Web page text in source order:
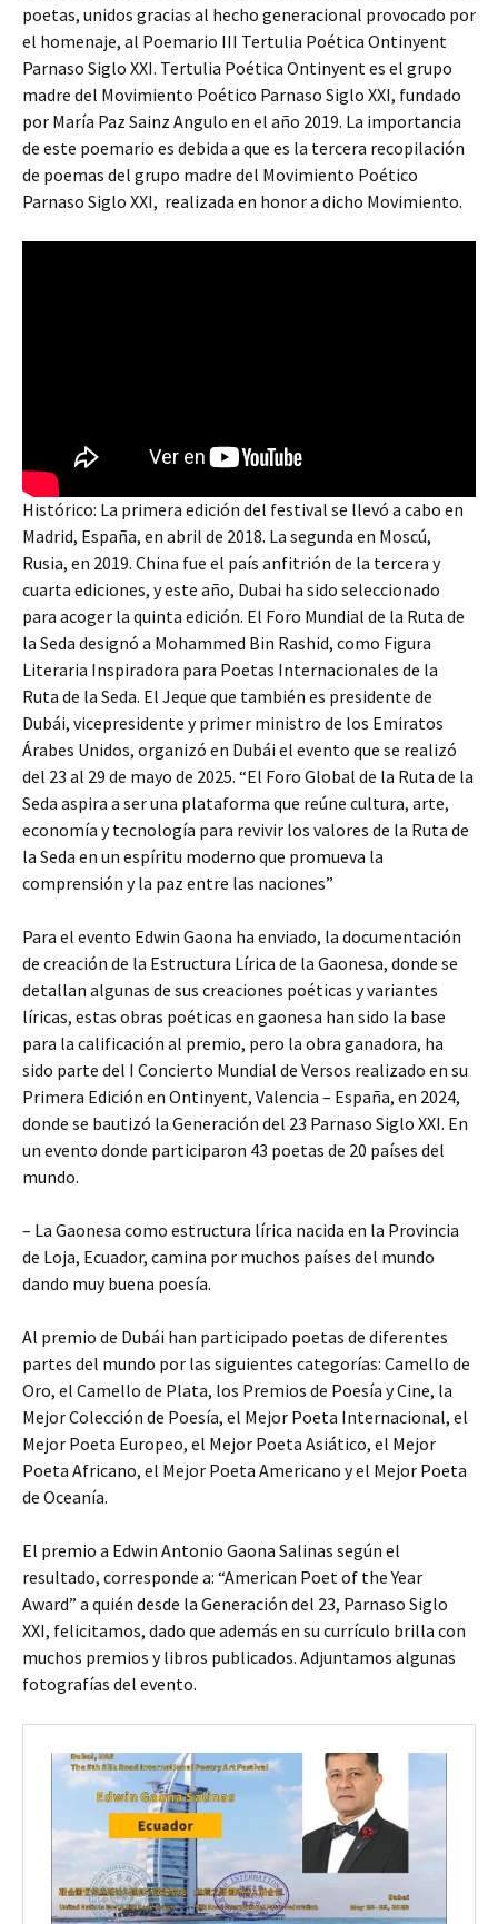
poetas, unidos gracias al hecho generacional provocado por
el homenaje, al Poemario III Tertulia Poética Ontinyent
Parnaso Siglo XXI. Tertulia Poética Ontinyent es el grupo
madre del Movimiento Poético Parnaso Siglo XXI, fundado
por María Paz Sainz Angulo en el año 2019. La importancia
de este poemario es debida a que es la tercera recopilación
de poemas del grupo madre del Movimiento Poético
Parnaso Siglo XXI, realizada en honor a dicho Movimiento.
Histórico: La primera edición del festival se llevó a cabo en
Madrid, España, en abril de 2018. La segunda en Moscú,
Rusia, en 2019. China fue el país anfitrión de la tercera y
cuarta ediciones, y este año, Dubai ha sido seleccionado
para acoger la quinta edición. El Foro Mundial de la Ruta de
la Seda designó a Mohammed Bin Rashid, como Figura
Literaria Inspiradora para Poetas Internacionales de la
Ruta de la Seda. El Jeque que también es presidente de
Dubái, vicepresidente y primer ministro de los Emiratos
Árabes Unidos, organizó en Dubái el evento que se realizó
del 23 al 29 de mayo de 2025. “El Foro Global de la Ruta de la
Seda aspira a ser una plataforma que reúne cultura, arte,
economía y tecnología para revivir los valores de la Ruta de
la Seda en un espíritu moderno que promueva la
comprensión y la paz entre las naciones”
Para el evento Edwin Gaona ha enviado, la documentación
de creación de la Estructura Lírica de la Gaonesa, donde se
detallan algunas de sus creaciones poéticas y variantes
líricas, estas obras poéticas en gaonesa han sido la base
para la calificación al premio, pero la obra ganadora, ha
sido parte del I Concierto Mundial de Versos realizado en su
Primera Edición en Ontinyent, Valencia – España, en 2024,
donde se bautizó la Generación del 23 Parnaso Siglo XXI. En
un evento donde participaron 43 poetas de 20 países del
mundo.
– La Gaonesa como estructura lírica nacida en la Provincia
de Loja, Ecuador, camina por muchos países del mundo
dando muy buena poesía.
Al premio de Dubái han participado poetas de diferentes
partes del mundo por las siguientes categorías: Camello de
Oro, el Camello de Plata, los Premios de Poesía y Cine, la
Mejor Colección de Poesía, el Mejor Poeta Internacional, el
Mejor Poeta Europeo, el Mejor Poeta Asiático, el Mejor
Poeta Africano, el Mejor Poeta Americano y el Mejor Poeta
de Oceanía.
El premio a Edwin Antonio Gaona Salinas según el
resultado, corresponde a: “American Poet of the Year
Award” a quién desde la Generación del 23, Parnaso Siglo
XXI, felicitamos, dado que además en su currículo brilla con
muchos premios y libros publicados. Adjuntamos algunas
fotografías del evento.